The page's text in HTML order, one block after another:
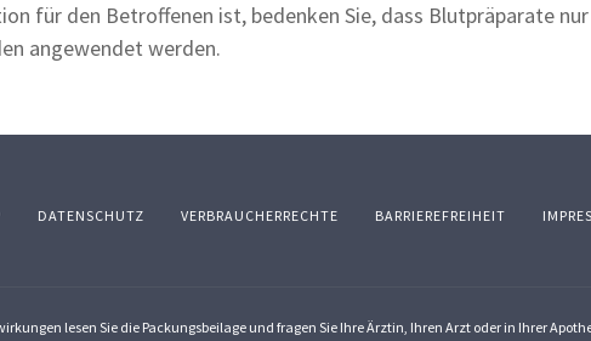
für den Betroffenen ist, bedenken Sie, dass Blutpräparate
angewendet werden.
DATENSCHUTZ VERBRAUCHERRECHTE BARRIEREFREIHEIT
lesen Sie die Packungsbeilage und fragen Sie Ihre Ärztin, Ihren Arzt oder in Ihrer